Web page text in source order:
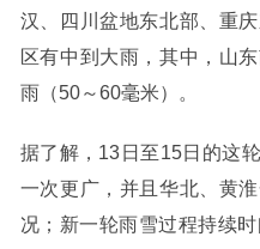
汉、四川盆地东北部、重
区有中到大雨，其中，山
雨（50～60毫米）。
据了解，13日至15日的这
一次更广，并且华北、黄
况；新一轮雨雪过程持续